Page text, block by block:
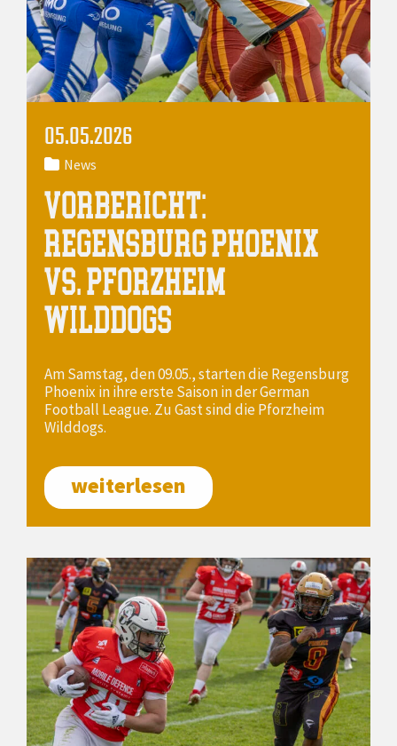
05.05.2026
News
VORBERICHT:
REGENSBURG PHOENIX
VS. PFORZHEIM
WILDDOGS
Am Samstag, den 09.05., starten die Regensburg
Phoenix in ihre erste Saison in der German
Football League. Zu Gast sind die Pforzheim
Wilddogs.
weiterlesen